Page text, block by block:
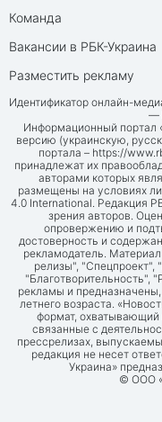
Команда
Вакансии в РБК-Украина
Разместить рекламу
Идентификатор онлайн-
—
Информационный портал
версию (украинскую,
портала – https://
принадлежат их
авторами которых
размещены на условиях
4.0 International. Редакция
зрения авторов.
опровержению и
достоверность и
рекламодатель.
релизы", "Спецпроект",
"Благотворительность",
рекламы и
летнего возраста.
формат, охватывающий
связанные с
прессрелизах,
редакция не несет
Украина»
© ООО